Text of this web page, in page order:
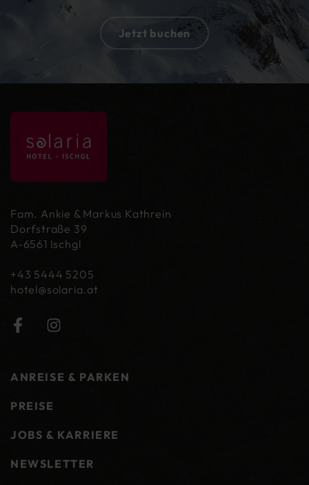
Jetzt buchen
Fam. Ankie & Markus Kathrein
Dorfstraße 39
A-6561 Ischgl
+43 5444 5205
hotel@solaria.at
ANREISE & PARKEN
PREISE
JOBS & KARRIERE
NEWSLETTER